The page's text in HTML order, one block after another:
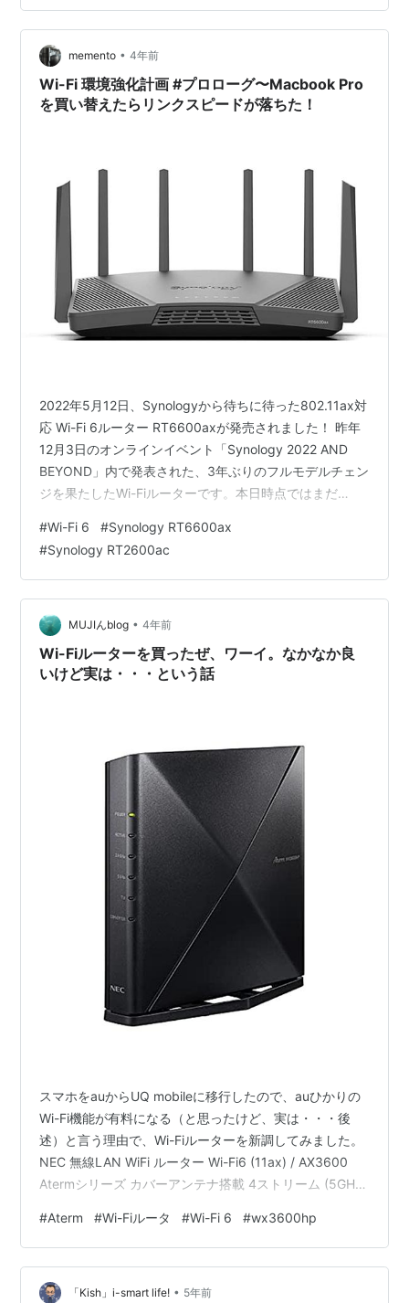
ト回線（射水ケーブルネットワークスの光回線）は洗面
所の天井裏に来ているので、そのモデムの横に
MR2200acを設置してルーターとして使用しています。
MyRoomにはR…
memento • 4年前
Wi-Fi 環境強化計画 #プロローグ〜Macbook Pro
を買い替えたらリンクスピードが落ちた！
2022年5月12日、Synologyから待ちに待った802.11ax対
応 Wi-Fi 6ルーター RT6600axが発売されました！ 昨年
12月3日のオンラインイベント「Synology 2022 AND
BEYOND」内で発表された、3年ぶりのフルモデルチェン
ジを果たしたWi-Fiルーターです。本日時点ではまだ
登録され次第購入する予定。新し物好きな私としては、
本当は一昨年の12月に富山に引っ越した際に宅内ワイヤ
レス環境をWi-Fi 6で構築したかったのですが、その時点
ではSynologyからWi-Fi 6ルーターは発表も発売もされて
い…
#Wi-Fi 6 #Synology RT6600ax
#Synology RT2600ac
MUJIんblog • 4年前
Wi-Fiルーターを買ったぜ、ワーイ。なかなか良
いけど実は・・・という話
スマホをauからUQ mobileに移行したので、auひかりの
Wi-Fi機能が有料になる（と思ったけど、実は・・・後
述）と言う理由で、Wi-Fiルーターを新調してみました。
NEC 無線LAN WiFi ルーター Wi-Fi6 (11ax) / AX3600
Atermシリーズ カバーアンテナ搭載 4ストリーム (5GHz
等品の、Aterm PA-WX3600HPと言うモデル。上のはア
マゾン向けらしいですが、Yahoo!ショッピングの方が安
いのでそちらで購入。（Yahoo!もアフィリエイトとかあ
ればリンク貼れる…
#Aterm #Wi-Fiルータ #Wi-Fi 6 #wx3600hp
「Kish」i-smart life! • 5年前